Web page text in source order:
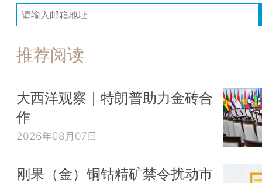
推荐阅读
大西洋观察｜特朗普助力金砖合
作
2026年08月07日
刚果（金）铜钴精矿禁令扰动市